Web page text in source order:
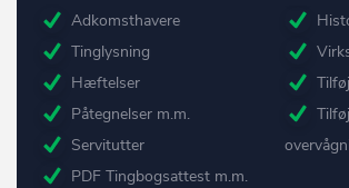
Adkomsthavere
Tinglysning
Hæftelser
Påtegnelser m.m.
Servitutter
PDF Tingbogsattest m.m.